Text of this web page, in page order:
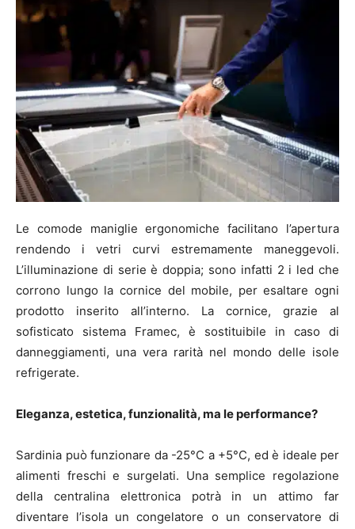
Le comode maniglie ergonomiche facilitano l’apertura
rendendo i vetri curvi estremamente maneggevoli.
L’illuminazione di serie è doppia; sono infatti 2 i led che
corrono lungo la cornice del mobile, per esaltare ogni
prodotto inserito all’interno. La cornice, grazie al
sofisticato sistema Framec, è sostituibile in caso di
danneggiamenti, una vera rarità nel mondo delle isole
refrigerate.
Eleganza, estetica, funzionalità, ma le performance?
Sardinia può funzionare da -25°C a +5°C, ed è ideale per
alimenti freschi e surgelati. Una semplice regolazione
della centralina elettronica potrà in un attimo far
diventare l’isola un congelatore o un conservatore di